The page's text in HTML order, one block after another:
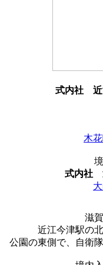
式内社
木
式内社
滋
近江今津駅の
公園の東側で、自衛